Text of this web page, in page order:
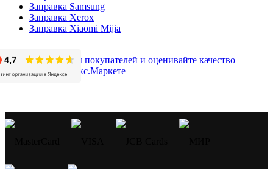
Заправка Samsung
Заправка Xerox
Заправка Xiaomi Mijia